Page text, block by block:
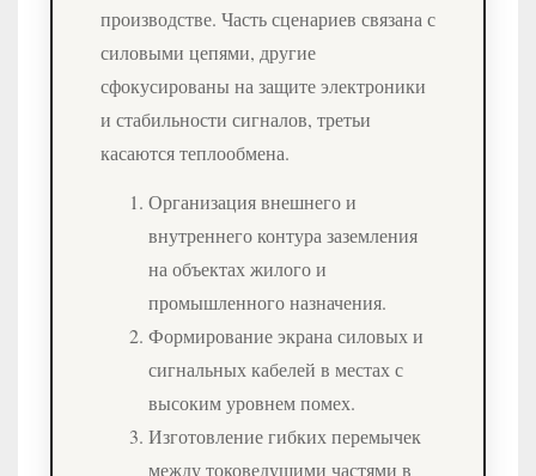
производстве. Часть сценариев связана с
силовыми цепями, другие
сфокусированы на защите электроники
и стабильности сигналов, третьи
касаются теплообмена.
Организация внешнего и
внутреннего контура заземления
на объектах жилого и
промышленного назначения.
Формирование экрана силовых и
сигнальных кабелей в местах с
высоким уровнем помех.
Изготовление гибких перемычек
между токоведущими частями в